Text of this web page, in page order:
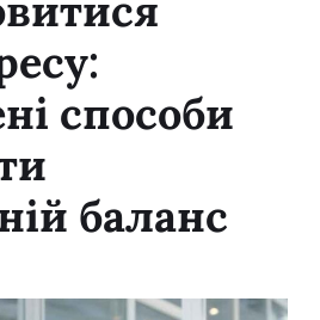
способи
баланс